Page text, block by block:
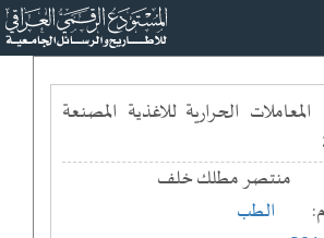
المعاملات الحرارية للاغذية المصنعة
منتصر مطلك خلف
الطب